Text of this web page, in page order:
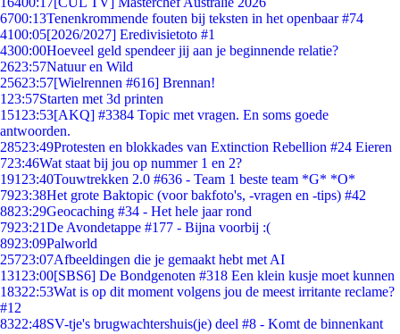
6700:13Tenenkrommende fouten bij teksten in het openbaar #74
4100:05[2026/2027] Eredivisietoto #1
4300:00Hoeveel geld spendeer jij aan je beginnende relatie?
2623:57Natuur en Wild
25623:57[Wielrennen #616] Brennan!
1 23:57Starten met 3d printen
151 23:53[AKQ] #3384 Topic met vragen. En soms goede
antwoorden.
28523:49Protesten en blokkades van Extinction Rebellion #24 Eieren
723:46Wat staat bij jou op nummer 1 en 2?
191 23:40Touwtrekken 2.0 #636 - Team 1 beste team *G* *O*
7923:38Het grote Baktopic (voor bakfoto's, -vragen en -tips) #42
8823:29Geocaching #34 - Het hele jaar rond
7923:21De Avondetappe #177 - Bijna voorbij :(
8923:09Palworld
25723:07Afbeeldingen die je gemaakt hebt met AI
131 23:00[SBS6] De Bondgenoten #318 Een klein kusje moet kunnen
18322:53Wat is op dit moment volgens jou de meest irritante reclame?
#12
8322:48SV-tje's brugwachtershuis(je) deel #8 - Komt de binnenkant